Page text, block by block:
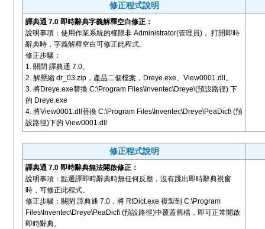
修正程式說明
譯典通 7.0 即時辭典字義解釋空白修正：
說明事項：使用作業系統的權限非 Administrator(管理員)， 打開即時
辭典時，字義解釋空白可修正此程式。
修正步驟：
1. 關閉 譯典通 7.0。
2. 解壓縮 dr_03.zip，產品二個檔案，Dreye.exe、View0001.dll。
3. 將Dreye.exe替換 C:\Program Files\Inventec\Dreye\(預設路徑) 下
的 Dreye.exe
4. 將View0001.dll替換 C:\Program Files\Inventec\Dreye\PeaDict\ (預
設路徑)下的 View0001.dll
修正程式說明
譯典通 7.0 即時辭典無法開啟修正：
說明事項：點選譯即時辭典時無任何反應，沒有跳出即時辭典視窗
時，可修正此程式。
修正步驟：關閉 譯典通 7.0，將 RtDict.exe 複製到 C:\Program
Files\Inventec\Dreye\PeaDict\ (預設路徑)中覆蓋舊檔，即可正常開啟
即時辭典。